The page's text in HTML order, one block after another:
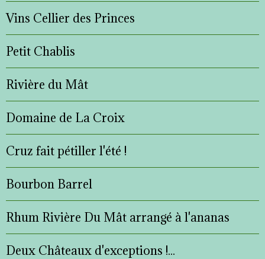
Vins Cellier des Princes
Petit Chablis
Rivière du Mât
Domaine de La Croix
Cruz fait pétiller l'été !
Bourbon Barrel
Rhum Rivière Du Mât arrangé à l'ananas
Deux Châteaux d'exceptions !...